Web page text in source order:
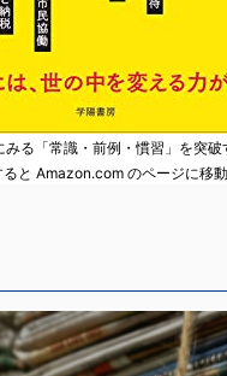
る「常識・前例・慣習」を突破
ると Amazon.com のページに移動